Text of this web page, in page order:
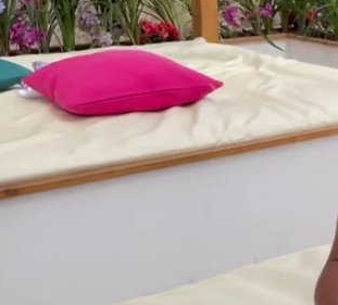
neox
Madrid
Uno de los rasgos más